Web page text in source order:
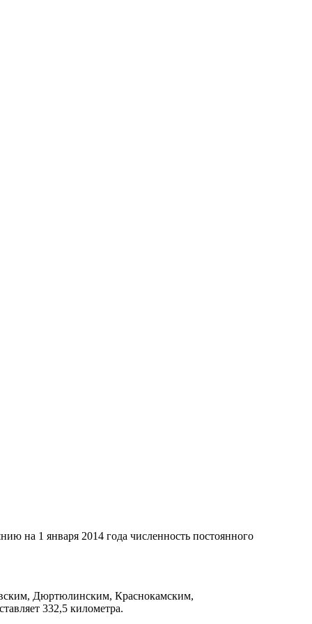
на 1 января 2014 года численность постоянного
Дюртюлинским, Краснокамским,
332,5 километра.